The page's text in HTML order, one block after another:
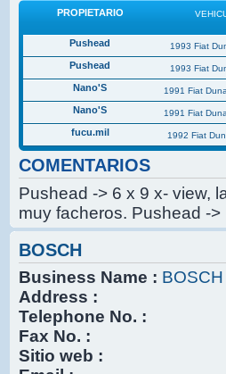
PROPIETARIO
Pushead 1993 Fiat
Pushead 1993 Fiat
Nano'S 1991 Fiat
Nano'S 1991 Fiat
fucu.mil 1992 Fiat
COMENTARIOS
Pushead -> 6 x 9 x- view,
muy facheros. Pushead -
BOSCH
Business Name : BOSCH
Address :
Telephone No. :
Fax No. :
Sitio web :